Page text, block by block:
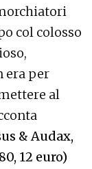
col colosso
era per
al
& Audax,
12 euro)